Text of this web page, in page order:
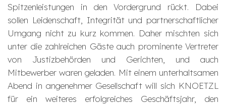
Spitzenleistungen in den Vordergrund rückt. Dabei
sollen Leidenschaft, Integrität und partnerschaftlicher
Umgang nicht zu kurz kommen. Daher mischten sich
unter die zahlreichen Gäste auch prominente Vertreter
von Justizbehörden und Gerichten, und auch
Mitbewerber waren geladen. Mit einem unterhaltsamen
Abend in angenehmer Gesellschaft will sich KNOETZL
für ein weiteres erfolgreiches Geschäftsjahr, den